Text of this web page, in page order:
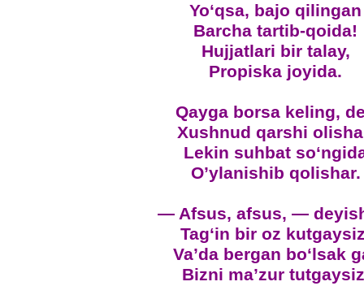
Yo‘qsa, bajo qilingan
Barcha tartib-qoida!
Hujjatlari bir talay,
Propiska joyida.
Qayga borsa keling,
Xushnud qarshi
Lekin suhbat
O’ylanishib qolishar.
— Afsus, afsus, —
Tag‘in bir oz
Va’da bergan bo‘lsak
Bizni ma’zur